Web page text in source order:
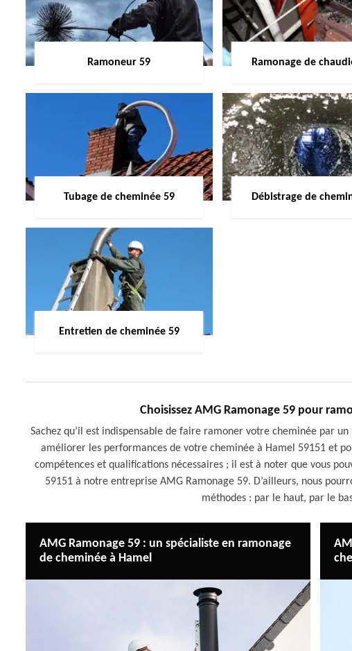
Ramoneur 59 Ramonage de
Tubage de cheminée 59 Débistrage de
Entretien de cheminée 59
Choisissez AMG Ramonage 59 pour
Sachez qu’il est indispensable de faire ramoner votre cheminée par
améliorer les performances de votre cheminée à Hamel 59151 et
compétences et qualifications nécessaires ; il est à noter que vous
59151 à notre entreprise AMG Ramonage 59. D’ailleurs, nous
méthodes : par le haut, par le
AMG Ramonage 59 : un spécialiste en ramonage
de cheminée à Hamel